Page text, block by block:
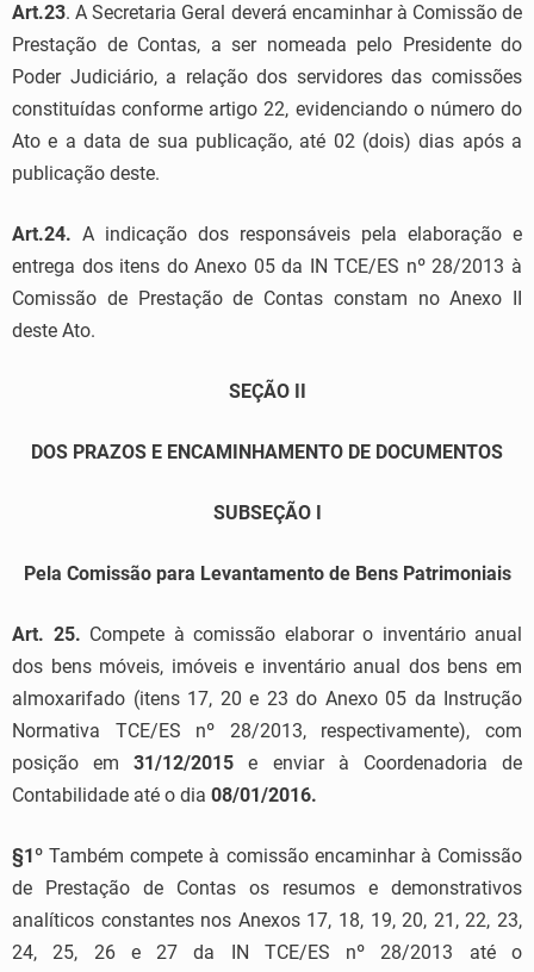
Art.23. A Secretaria Geral deverá encaminhar à Comissão de
Prestação de Contas, a ser nomeada pelo Presidente do
Poder Judiciário, a relação dos servidores das comissões
constituídas conforme artigo 22, evidenciando o número do
Ato e a data de sua publicação, até 02 (dois) dias após a
publicação deste.
Art.24. A indicação dos responsáveis pela elaboração e
entrega dos itens do Anexo 05 da IN TCE/ES nº 28/2013 à
Comissão de Prestação de Contas constam no Anexo II
deste Ato.
SEÇÃO II
DOS PRAZOS E ENCAMINHAMENTO DE DOCUMENTOS
SUBSEÇÃO I
Pela Comissão para Levantamento de Bens Patrimoniais
Art. 25. Compete à comissão elaborar o inventário anual
dos bens móveis, imóveis e inventário anual dos bens em
almoxarifado (itens 17, 20 e 23 do Anexo 05 da Instrução
Normativa TCE/ES nº 28/2013, respectivamente), com
posição em31/12/2015e enviar à Coordenadoria de
Contabilidade até o dia 08/01/2016.
§1ºTambém compete à comissão encaminhar à Comissão
de Prestação de Contas os resumos e demonstrativos
analíticos constantes nos Anexos 17, 18, 19, 20, 21, 22, 23,
24, 25, 26 e 27 da IN TCE/ES nº 28/2013 até o